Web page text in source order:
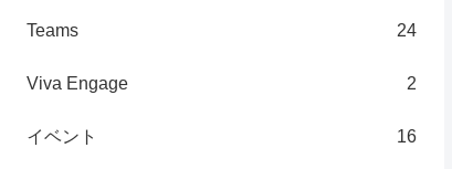
Teams 24
Viva Engage 2
イベント 16